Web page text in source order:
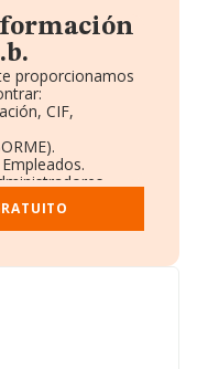
proporcionamos
CIF,
otras empresas.